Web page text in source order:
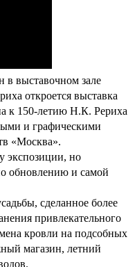
в выставочном зале
откроется выставка
к 150-летию Н.К. Рериха
и графическими
«Москва».
экспозиции, но
обновлению и самой
сделанное более
привлекательного
кровли на подсобных
магазин, летний